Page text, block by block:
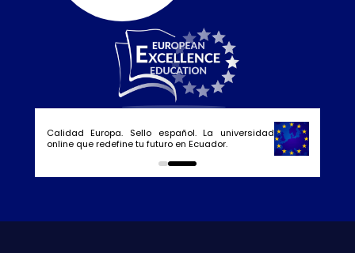
Calidad Europa. Sello español. La universidad
online que redefine tu futuro en Ecuador.
0 1